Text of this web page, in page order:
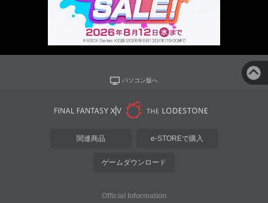
パソコン版へ
関連商品 e-STOREで購入
ゲームダウンロード
Official Information